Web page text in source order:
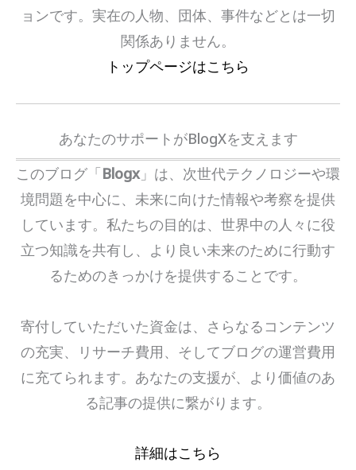
ョンです。実在の人物、団体、事件などとは一切
関係ありません。
トップページはこちら
あなたのサポートがBlogXを支えます
このブログ「Blogx」は、次世代テクノロジーや環
境問題を中心に、未来に向けた情報や考察を提供
しています。私たちの目的は、世界中の人々に役
立つ知識を共有し、より良い未来のために行動す
るためのきっかけを提供することです。
寄付していただいた資金は、さらなるコンテンツ
の充実、リサーチ費用、そしてブログの運営費用
に充てられます。あなたの支援が、より価値のあ
る記事の提供に繋がります。
詳細はこちら